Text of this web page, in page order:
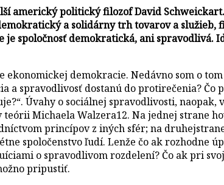
americký politický filozof David
a solidárny trh tovarov a služieb,
spoločnosť demokratická, ani spravodlivá.
demokracie. Nedávno som o
spravodlivosť dostanú do protirečenia? Čo
Úvahy o sociálnej spravodlivosti, naopak,
Michaela Walzera12. Na jednej strane
princípov z iných sfér; na
spoločenstvo ľudí. Lenže čo ak rozhodne
o spravodlivom rozdelení? Čo ak pri
pripustiť.